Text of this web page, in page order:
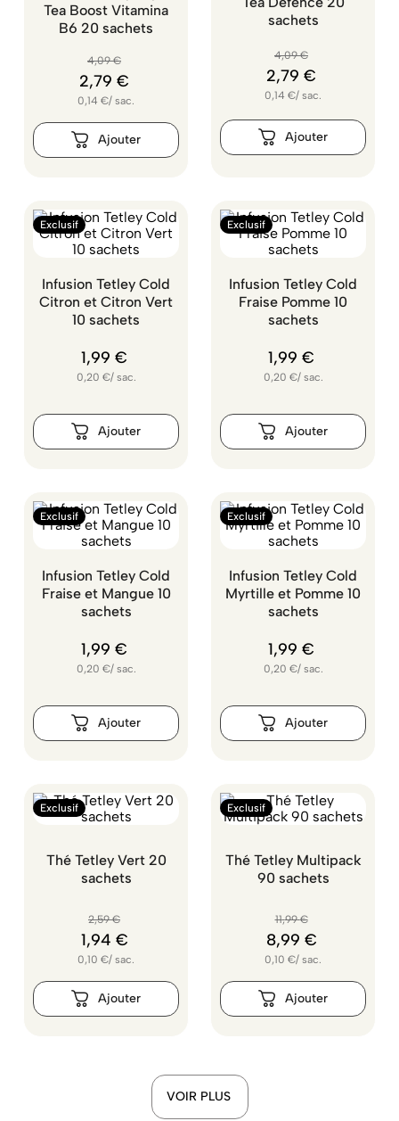
Tea Boost Vitamina
B6 20 sachets
4,09 €
2,79 €
0,14 €/ sac.
sachets
4,09 €
2,79 €
0,14 €/ sac.
Exclusif
Infusion Tetley Cold
Citron et Citron Vert
10 sachets
1,99 €
0,20 €/ sac.
Exclusif
Infusion Tetley Cold
Fraise Pomme 10
sachets
1,99 €
0,20 €/ sac.
Exclusif
Infusion Tetley Cold
Fraise et Mangue 10
sachets
1,99 €
0,20 €/ sac.
Exclusif
Infusion Tetley Cold
Myrtille et Pomme 10
sachets
1,99 €
0,20 €/ sac.
Exclusif
Thé Tetley Vert 20
sachets
2,59 €
1,94 €
0,10 €/ sac.
Exclusif
Thé Tetley Multipack
90 sachets
11,99 €
8,99 €
0,10 €/ sac.
VOIR PLUS